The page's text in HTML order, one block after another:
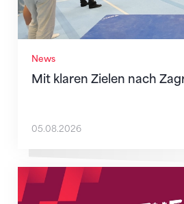
News
Mit klaren Zielen nach
05.08.2026
Neue Empfangszeiten ab 1.